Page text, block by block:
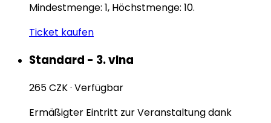
Mindestmenge: 1, Höchstmenge: 10.
Ticket kaufen
Standard - 3. vlna
265 CZK· Verfügbar
Ermäßigter Eintritt zur Veranstaltung dank